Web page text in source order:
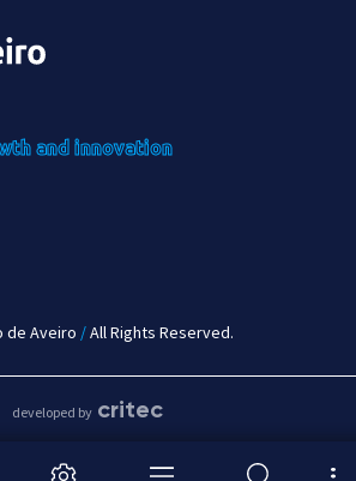
and innovation
de Aveiro /All Rights Reserved.
developed by critec